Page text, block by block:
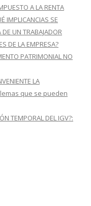
A LA RENTA
IMPLICANCIAS SE
UN TRABAJADOR
DE LA EMPRESA?
PATRIMONIAL NO
LA
que se pueden
TEMPORAL DEL IGV?: